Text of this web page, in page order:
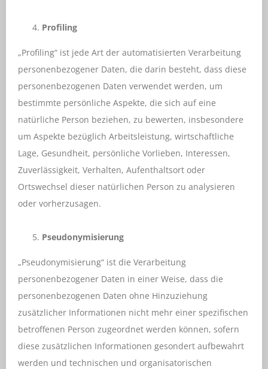
Profiling
„Profiling“ ist jede Art der automatisierten Verarbeitung
personenbezogener Daten, die darin besteht, dass diese
personenbezogenen Daten verwendet werden, um
bestimmte persönliche Aspekte, die sich auf eine
natürliche Person beziehen, zu bewerten, insbesondere
um Aspekte bezüglich Arbeitsleistung, wirtschaftliche
Lage, Gesundheit, persönliche Vorlieben, Interessen,
Zuverlässigkeit, Verhalten, Aufenthaltsort oder
Ortswechsel dieser natürlichen Person zu analysieren
oder vorherzusagen.
Pseudonymisierung
„Pseudonymisierung“ ist die Verarbeitung
personenbezogener Daten in einer Weise, dass die
personenbezogenen Daten ohne Hinzuziehung
zusätzlicher Informationen nicht mehr einer spezifischen
betroffenen Person zugeordnet werden können, sofern
diese zusätzlichen Informationen gesondert aufbewahrt
werden und technischen und organisatorischen